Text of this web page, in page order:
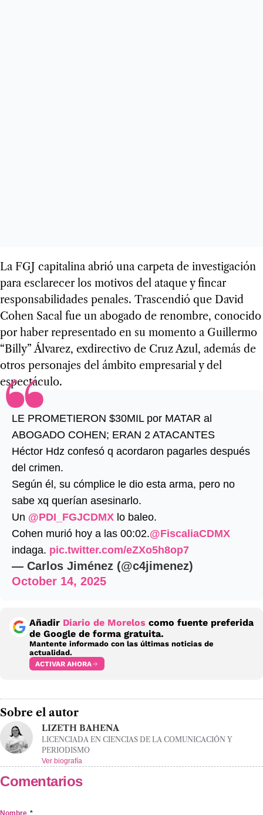
La FGJ capitalina abrió una carpeta de investigación
para esclarecer los motivos del ataque y fincar
responsabilidades penales. Trascendió que David
Cohen Sacal fue un abogado de renombre, conocido
por haber representado en su momento a Guillermo
“Billy” Álvarez, exdirectivo de Cruz Azul, además de
otros personajes del ámbito empresarial y del
espectáculo.
LE PROMETIERON $30MIL por MATAR al
ABOGADO COHEN; ERAN 2 ATACANTES
Héctor Hdz confesó q acordaron pagarles después
del crimen.
Según él, su cómplice le dio esta arma, pero no
sabe xq querían asesinarlo.
Un @PDI_FGJCDMX lo baleo.
Cohen murió hoy a las 00:02.@FiscaliaCDMX
indaga. pic.twitter.com/eZXo5h8op7
— Carlos Jiménez (@c4jimenez)
October 14, 2025
Añadir Diario de Morelos como fuente preferida
de Google de forma gratuita.
Mantente informado con las últimas noticias de
actualidad.
ACTIVAR AHORA
Sobre el autor
LIZETH BAHENA
LICENCIADA EN CIENCIAS DE LA COMUNICACIÓN Y
PERIODISMO
Ver biografía
Comentarios